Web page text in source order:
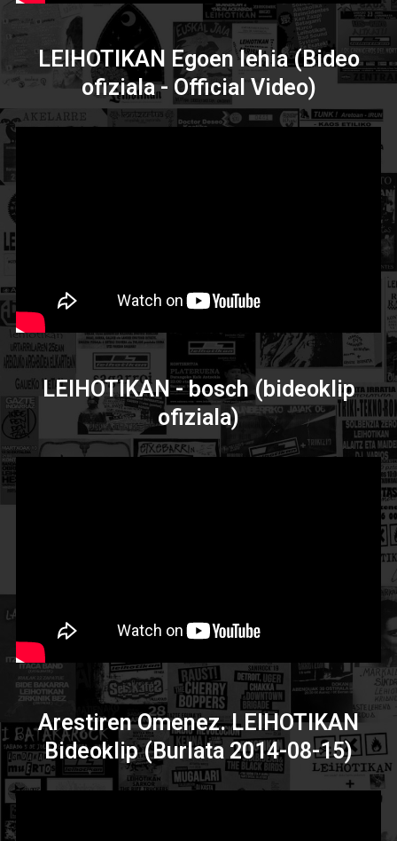
LEIHOTIKAN Egoen lehia (Bideo
ofiziala - Official Video)
LEIHOTIKAN - bosch (bideoklip
ofiziala)
Arestiren Omenez. LEIHOTIKAN
Bideoklip (Burlata 2014-08-15)